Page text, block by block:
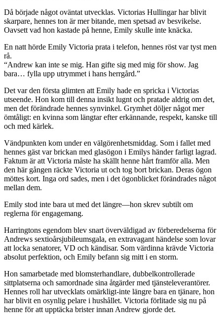
Då började något oväntat utvecklas. Victorias Hullingar har blivit
skarpare, hennes ton är mer bitande, men spetsad av besvikelse.
Oavsett vad hon kastade på henne, Emily skulle inte knäcka.
En natt hörde Emily Victoria prata i telefon, hennes röst var tyst men
rå.
“Andrew kan inte se mig. Han gifte sig med mig för show. Jag
bara… fylla upp utrymmet i hans herrgård.”
Det var den första glimten att Emily hade en spricka i Victorias
utseende. Hon kom till denna insikt lugnt och pratade aldrig om det,
men det förändrade hennes synvinkel. Grymhet döljer något mer
ömtåligt: en kvinna som längtar efter erkännande, respekt, kanske till
och med kärlek.
Vändpunkten kom under en välgörenhetsmiddag. Som i fallet med
hennes gäst var brickan med glasögon i Emilys händer farligt lagrad.
Faktum är att Victoria måste ha skällt henne hårt framför alla. Men
den här gången räckte Victoria ut och tog bort brickan. Deras ögon
möttes kort. Inga ord sades, men i det ögonblicket förändrades något
mellan dem.
Emily stod inte bara ut med det längre—hon skrev subtilt om
reglerna för engagemang.
Harringtons egendom blev snart överväldigad av förberedelserna för
Andrews sextioårsjubileumsgala, en extravagant händelse som lovar
att locka senatorer, VD och kändisar. Som värdinna krävde Victoria
absolut perfektion, och Emily befann sig mitt i en storm.
Hon samarbetade med blomsterhandlare, dubbelkontrollerade
sittplatserna och samordnade sina åtgärder med tjänsteleverantörer.
Hennes roll har utvecklats omärkligt-inte längre bara en tjänare, hon
har blivit en osynlig pelare i hushållet. Victoria förlitade sig nu på
henne för att upptäcka brister innan Andrew gjorde det.